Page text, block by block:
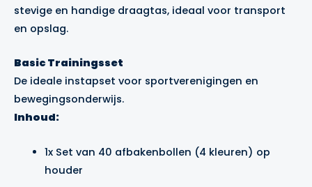
stevige en handige draagtas, ideaal voor transport
en opslag.
Basic Trainingsset
De ideale instapset voor sportverenigingen en
bewegingsonderwijs.
Inhoud:
1x Set van 40 afbakenbollen (4 kleuren) op
houder